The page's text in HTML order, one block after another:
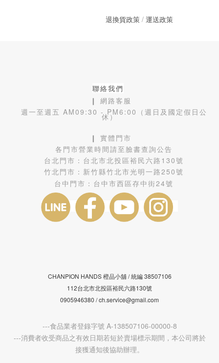
退換貨政策/ 運送政策
聯絡我們
❙ 網路客服
週一至週五 AM09:30 - PM6:00（週日及國定假日公
休）
❙ 實體門市
各門市營業時間請至臉書查詢公告
台北門市： 台北市北投區裕民六路130號
竹北門市： 新竹縣竹北市光明一路250號
台中門市： 台中市西區存中街24號
CHANPION HANDS 橙品小舖 /統編38507106
112台北市北投區裕民六路130號
0905946380 / ch.service@gmail.com
---食品業者登錄字號 A-138507106-00000-8
---消費者收受商品之有效日期若短於賣場標示期間，本公司將於
接獲通知後協助辦理。